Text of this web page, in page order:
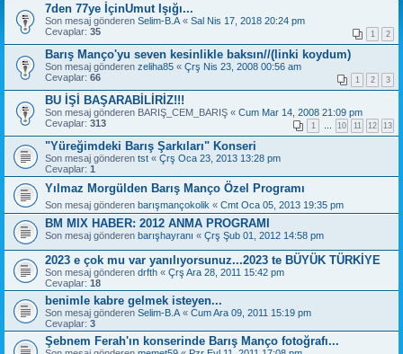
7den 77ye İçinUmut Işığı...
Son mesaj gönderen Selim-B.A « Sal Nis 17, 2018 20:24 pm
Cevaplar: 35 1 2
Barış Manço'yu seven kesinlikle baksın//(linki koydum)
Son mesaj gönderen zeliha85 « Çrş Nis 23, 2008 00:56 am
Cevaplar: 66 1 2 3
BU İŞİ BAŞARABİLİRİZ!!!
Son mesaj gönderen BARIŞ_CEM_BARIŞ « Cum Mar 14, 2008 21:09 pm
Cevaplar: 313 1 10 11 12 13
"Yüreğimdeki Barış Şarkıları" Konseri
Son mesaj gönderen tst « Çrş Oca 23, 2013 13:28 pm
Cevaplar: 1
Yılmaz Morgülden Barış Manço Özel Programı
Son mesaj gönderen barışmançokolik « Cmt Oca 05, 2013 19:35 pm
BM MIX HABER: 2012 ANMA PROGRAMI
Son mesaj gönderen barışhayranı « Çrş Şub 01, 2012 14:58 pm
2023 e çok mu var yanılıyorsunuz...2023 te BÜYÜK TÜRKİYE
Son mesaj gönderen drfth « Çrş Ara 28, 2011 15:42 pm
Cevaplar: 18
benimle kabre gelmek isteyen...
Son mesaj gönderen Selim-B.A « Cum Ara 09, 2011 15:19 pm
Cevaplar: 3
Şebnem Ferah'ın konserinde Barış Manço fotoğrafı...